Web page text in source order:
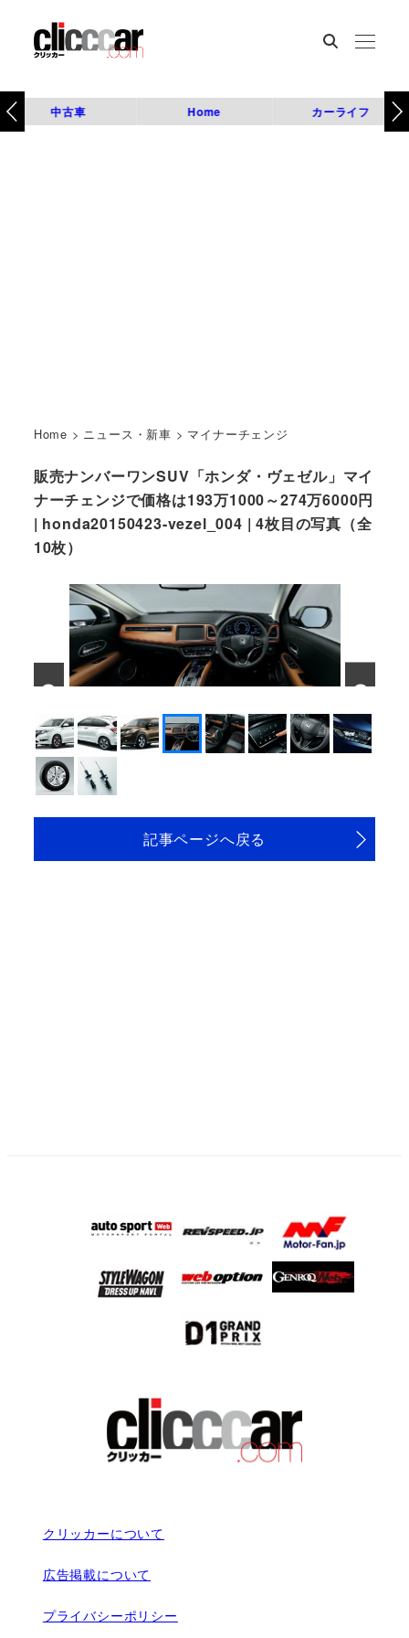
中古車 Home カーライフ
Home > ニュース・新車 > マイナーチェンジ
販売ナンバーワンSUV「ホンダ・ヴェゼル」マイ
ナーチェンジで価格は193万1000～274万6000円
| honda20150423-vezel_004 | 4枚目の写真（全
10枚）
記事ページへ戻る
クリッカーについて
広告掲載について
プライバシーポリシー